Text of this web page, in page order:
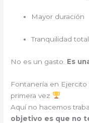
Mayor duración
Tranquilidad total
No es un gasto. Es
Fontanería en
primera vez
Aquí no hacemos
objetivo es que no